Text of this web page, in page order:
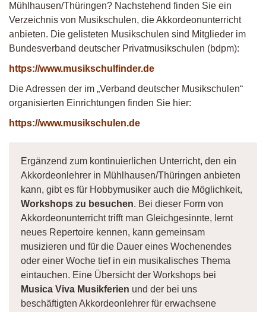
Mühlhausen/Thüringen? Nachstehend finden Sie ein
Verzeichnis von Musikschulen, die Akkordeonunterricht
anbieten. Die gelisteten Musikschulen sind Mitglieder im
Bundesverband deutscher Privatmusikschulen (bdpm):
https://www.musikschulfinder.de
Die Adressen der im „Verband deutscher Musikschulen“
organisierten Einrichtungen finden Sie hier:
https://www.musikschulen.de
Ergänzend zum kontinuierlichen Unterricht, den ein
Akkordeonlehrer in Mühlhausen/Thüringen anbieten
kann, gibt es für Hobbymusiker auch die Möglichkeit,
Workshops zu besuchen. Bei dieser Form von
Akkordeonunterricht trifft man Gleichgesinnte, lernt
neues Repertoire kennen, kann gemeinsam
musizieren und für die Dauer eines Wochenendes
oder einer Woche tief in ein musikalisches Thema
eintauchen. Eine Übersicht der Workshops bei
Musica Viva Musikferien und der bei uns
beschäftigten Akkordeonlehrer für erwachsene